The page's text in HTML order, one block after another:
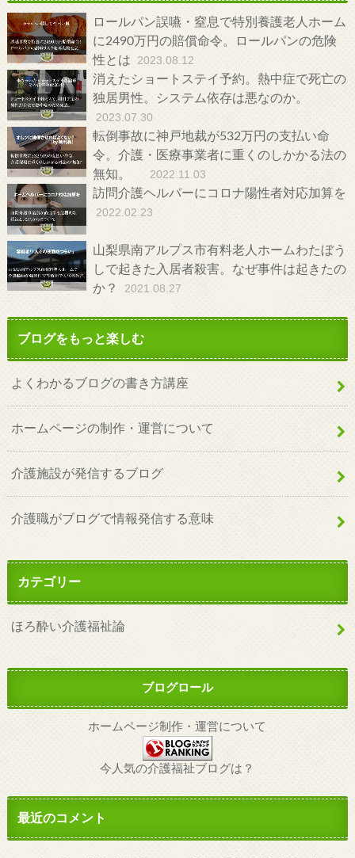
ロールパン誤嚥・窒息で特別養護老人ホーム
に2490万円の賠償命令。ロールパンの危険
性とは
2023.08.12
消えたショートステイ予約。熱中症で死亡の
独居男性。システム依存は悪なのか。
2023.07.30
転倒事故に神戸地裁が532万円の支払い命
令。介護・医療事業者に重くのしかかる法の
無知。
2022.11.03
訪問介護ヘルパーにコロナ陽性者対応加算を
2022.02.23
山梨県南アルプス市有料老人ホームわたぼう
しで起きた入居者殺害。なぜ事件は起きたの
か？
2021.08.27
ブログをもっと楽しむ
よくわかるブログの書き方講座
ホームページの制作・運営について
介護施設が発信するブログ
介護職がブログで情報発信する意味
カテゴリー
ほろ酔い介護福祉論
ブログロール
ホームページ制作・運営について
今人気の介護福祉ブログは？
最近のコメント